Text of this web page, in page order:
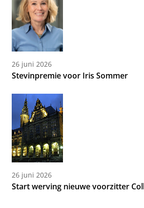
26 juni 2026
Stevinpremie voor Iris Sommer
26 juni 2026
Start werving nieuwe voorzitter